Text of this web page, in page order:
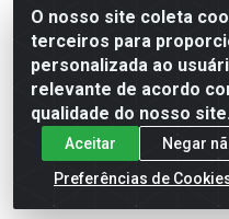
O nosso site coleta
terceiros para
personalizada ao
relevante de acordo
qualidade do nosso
Aceitar
Negar
Preferências de
V. C. Ferragens LTDA -
Bandeira, Rio de
Todas as regras de
prazos de pagamento
válidos apenas para
estoque sujeito a